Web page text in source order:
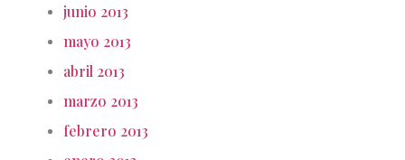
junio 2013
mayo 2013
abril 2013
marzo 2013
febrero 2013